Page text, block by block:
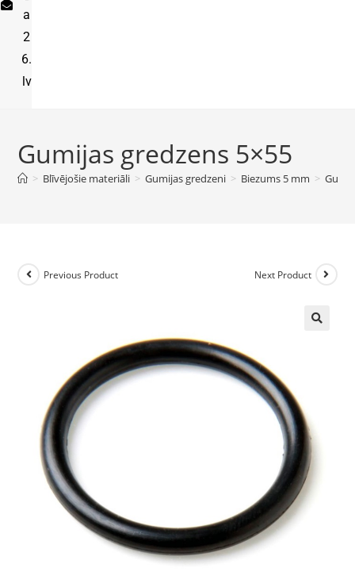
a
2
6.
lv
Gumijas gredzens 5×55
> Blīvējošie materiāli > Gumijas gredzeni > Biezums 5 mm >
Previous Product Next Product